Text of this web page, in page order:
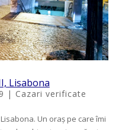
Lisabona
| Cazari verificate
Un oraș pe care îmi